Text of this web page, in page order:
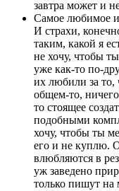
завтра может и
Самое любимое и
И страхи,
таким, какой я
не хочу, чтобы
уже как-то по-
их любили за то,
общем-то,
то стоящее
подобными
хочу, чтобы ты
его и не куплю.
влюбляются в
уж заведено
только пишут на